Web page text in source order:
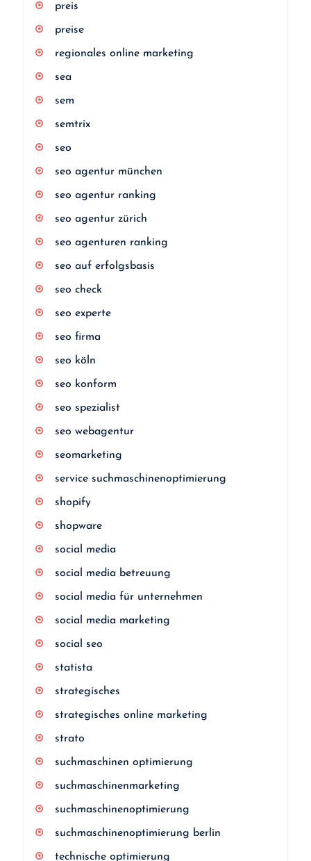
preis
preise
regionales online marketing
sea
sem
semtrix
seo
seo agentur münchen
seo agentur ranking
seo agentur zürich
seo agenturen ranking
seo auf erfolgsbasis
seo check
seo experte
seo firma
seo köln
seo konform
seo spezialist
seo webagentur
seomarketing
service suchmaschinenoptimierung
shopify
shopware
social media
social media betreuung
social media für unternehmen
social media marketing
social seo
statista
strategisches
strategisches online marketing
strato
suchmaschinen optimierung
suchmaschinenmarketing
suchmaschinenoptimierung
suchmaschinenoptimierung berlin
technische optimierung